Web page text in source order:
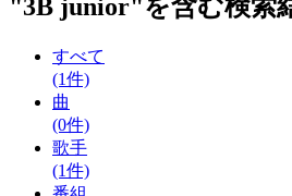
"3B junior"を含む検索
すべて
(1件)
曲
(0件)
歌手
(1件)